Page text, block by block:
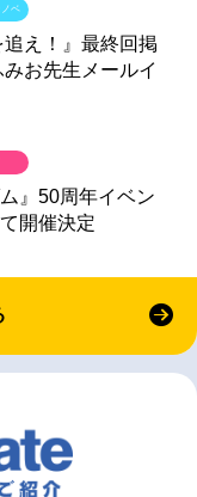
追え！』最終回掲
お先生メールイ
ベ
』50周年イベン
開催決定